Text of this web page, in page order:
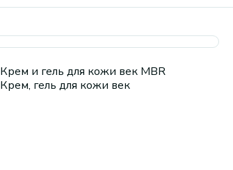
Крем и гель для кожи век MBR
Крем, гель для кожи век